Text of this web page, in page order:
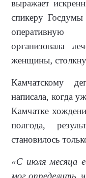
выражает
спикеру
оперативную
организовала
женщины,
Камчатскому
написала, когда
Камчатке
полгода,
становилось
«С июля месяца
мог определить,